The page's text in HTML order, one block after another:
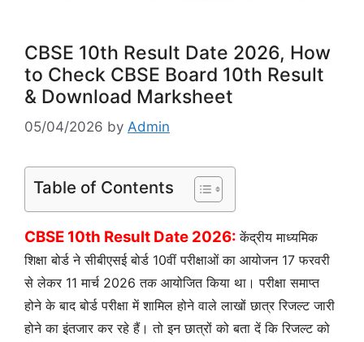
CBSE 10th Result Date 2026, How
to Check CBSE Board 10th Result
& Download Marksheet
05/04/2026 by Admin
Table of Contents
CBSE 10th Result Date 2026:केंद्रीय माध्यमिक
शिक्षा बोर्ड ने सीबीएसई बोर्ड 10वीं परीक्षाओं का आयोजन 17 फरवरी
से लेकर 11 मार्च 2026 तक आयोजित किया था। परीक्षा समाप्त
होने के बाद बोर्ड परीक्षा में शामिल होने वाले लाखों छात्र रिजल्ट जारी
होने का इंतजार कर रहे हैं। तो इन छात्रों को बता दें कि रिजल्ट को